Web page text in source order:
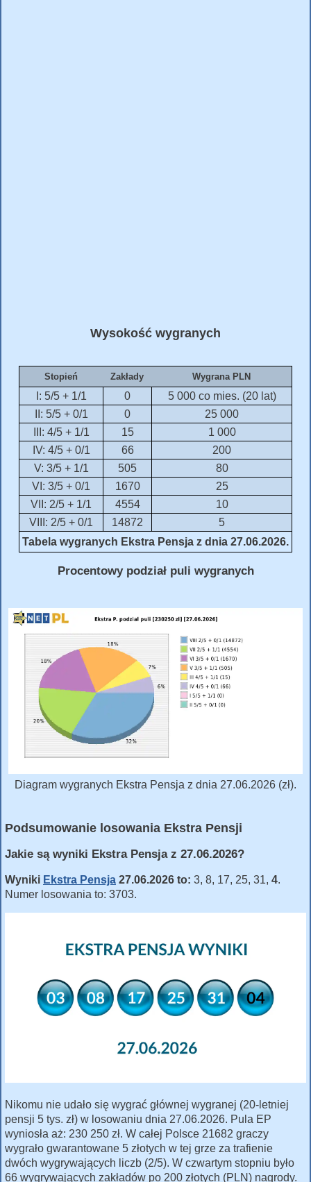
Wysokość wygranych
Stopień Zakłady Wygrana PLN
I: 5/5 + 1/1 0
5 000 co mies. (20 lat)
II: 5/5 + 0/1
0
25 000
III: 4/5 + 1/1
15
1 000
IV: 4/5 + 0/1
66
200
V: 3/5 + 1/1
505
80
VI: 3/5 + 0/1
1670
25
VII: 2/5 + 1/1
4554
10
VIII: 2/5 + 0/1
14872
5
Tabela wygranych Ekstra Pensja z dnia 27.06.2026.
Procentowy podział puli wygranych
Diagram wygranych Ekstra Pensja z dnia 27.06.2026 (zł).
Podsumowanie losowania Ekstra Pensji
Jakie są wyniki Ekstra Pensja z 27.06.2026?
Wyniki Ekstra Pensja 27.06.2026 to: 3, 8, 17, 25, 31, 4.
Numer losowania to: 3703.
Nikomu nie udało się wygrać głównej wygranej (20-letniej
pensji 5 tys. zł) w losowaniu dnia 27.06.2026. Pula EP
wyniosła aż: 230 250 zł. W całej Polsce 21682 graczy
wygrało gwarantowane 5 złotych w tej grze za trafienie
dwóch wygrywających liczb (2/5). W czwartym stopniu było
66 wygrywających zakładów po 200 złotych (PLN) nagrody.